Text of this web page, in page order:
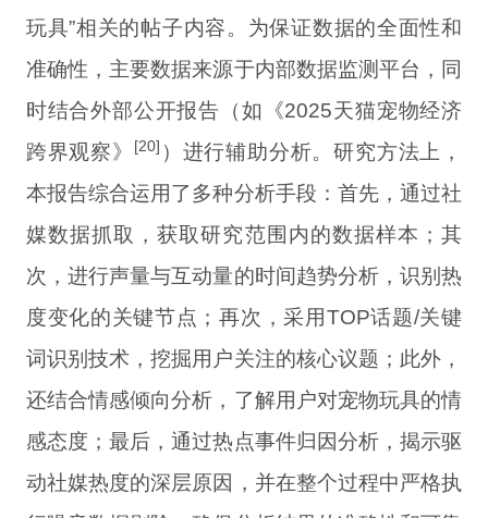
玩具”相关的帖子内容。为保证数据的全面性和
准确性，主要数据来源于内部数据监测平台，同
时结合外部公开报告（如《2025天猫宠物经济
跨界观察》
[20] ）进行辅助分析。研究方法上，
本报告综合运用了多种分析手段：首先，通过社
媒数据抓取，获取研究范围内的数据样本；其
次，进行声量与互动量的时间趋势分析，识别热
度变化的关键节点；再次，采用TOP话题/关键
词识别技术，挖掘用户关注的核心议题；此外，
还结合情感倾向分析，了解用户对宠物玩具的情
感态度；最后，通过热点事件归因分析，揭示驱
动社媒热度的深层原因，并在整个过程中严格执